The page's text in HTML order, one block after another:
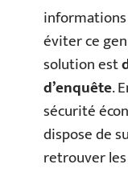
éviter ce
solution est
d’enquête.
sécurité
dispose de
retrouver